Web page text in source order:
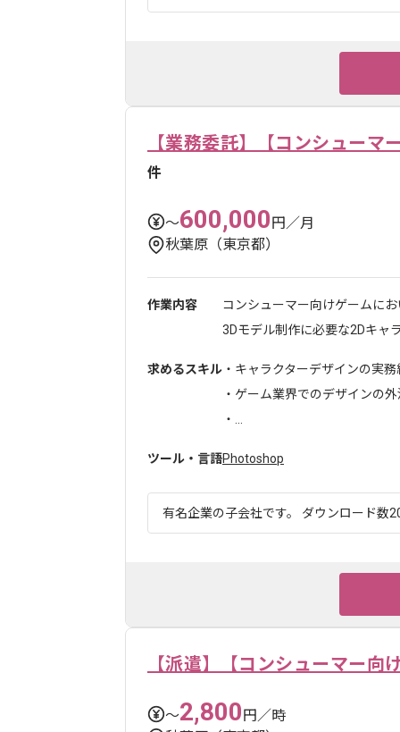
【業務委託】【コンシューマ
件
〜600,000円／月
秋葉原（東京都）
作業内容
コンシューマー向けゲームにお
3Dモデル制作に必要な2Dキャ
求めるスキル ・キャラクターデザインの実務
・ゲーム業界でのデザインの
・...
ツール・言語Photoshop
有名企業の子会社です。 ダウンロード数
【派遣】【コンシューマー向
〜2,800円／時